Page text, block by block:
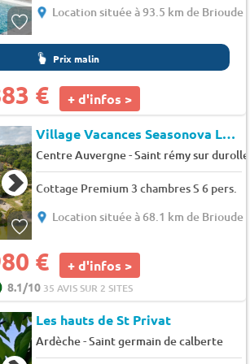
Location située à 93.5 km de Brioude
Prix malin
€ + d'infos >
Village Vacances Seasonova Les Demeures du Lac (11234)
Centre Auvergne-Saint rémy sur durolle
Cottage Premium 3 chambres S 6 pers.
Location située à 68.1 km de Brioude
€ + d'infos >
8.1/10 35 AVIS SUR 2 SITES
Les hauts de St Privat
Ardèche-Saint germain de calberte